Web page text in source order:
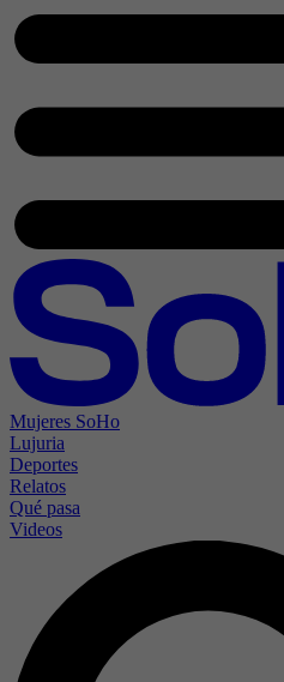
Mujeres SoHo
Lujuria
Deportes
Relatos
Qué pasa
Videos